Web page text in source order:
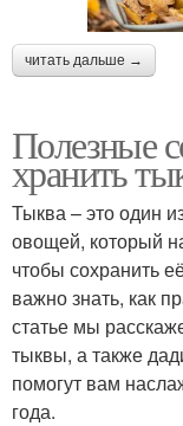
читать дальше →
Полезные
хранить
Тыква – это один
овощей, который
чтобы сохранить
важно знать, как
статье мы
тыквы, а также
помогут вам
года.